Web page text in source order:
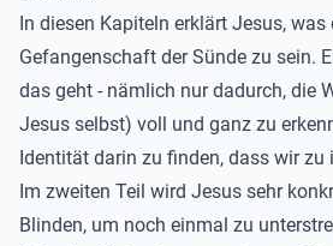
In diesen Kapiteln erklärt Jesus,
Gefangenschaft der Sünde zu sein.
das geht - nämlich nur dadurch, die
Jesus selbst) voll und ganz zu
Identität darin zu finden, dass wir zu
Im zweiten Teil wird Jesus sehr
Blinden, um noch einmal zu